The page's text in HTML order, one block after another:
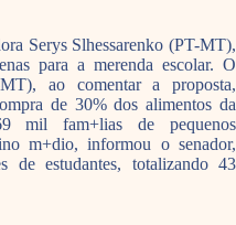
Serys Slhessarenko (PT-MT),
para a merenda escolar. O
ao comentar a proposta,
de 30% dos alimentos da
mil fam+lias de pequenos
m+dio, informou o senador,
de estudantes, totalizando 43